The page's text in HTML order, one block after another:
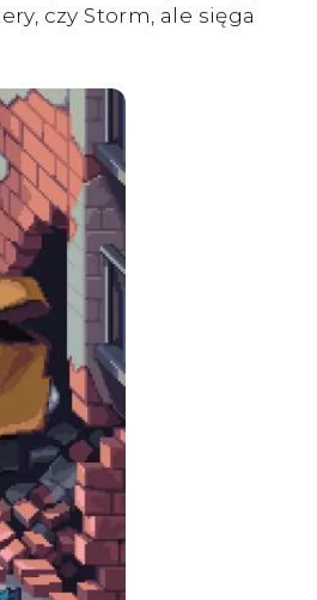
czy Storm, ale sięga